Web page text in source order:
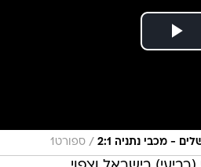
- מכבי נתניה 2:1 / ספורט1